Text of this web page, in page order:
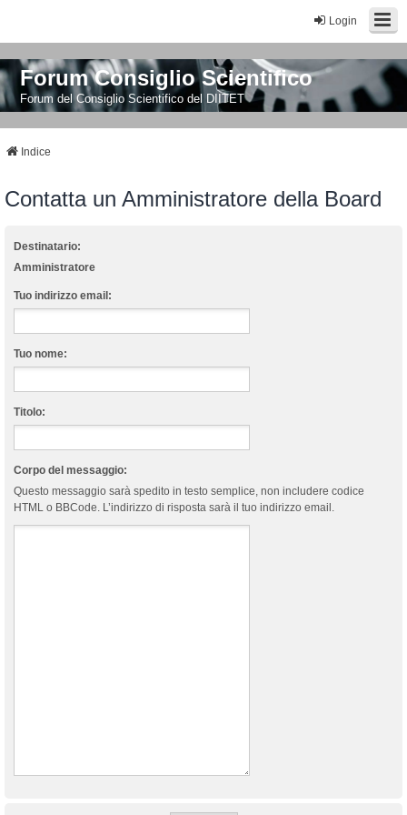
Login
Forum Consiglio Scientifico
Forum del Consiglio Scientifico del DIITET
Indice
Contatta un Amministratore della Board
Destinatario:
Amministratore
Tuo indirizzo email:
Tuo nome:
Titolo:
Corpo del messaggio:
Questo messaggio sarà spedito in testo semplice, non includere codice
HTML o BBCode. L’indirizzo di risposta sarà il tuo indirizzo email.